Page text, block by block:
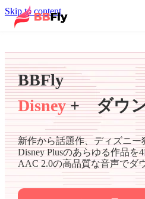
Skip to content
BBFly
Disney+ ダウン
新作から話題作、ディズニー
Disney Plusのあらゆる作品を
AAC 2.0の高品質な音声でダ